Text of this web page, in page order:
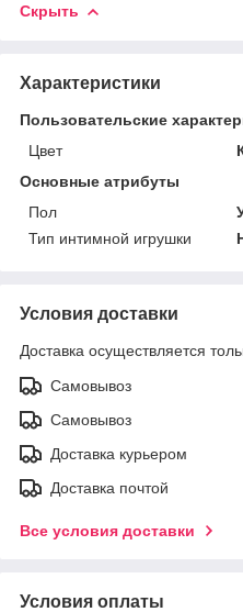
Скрыть
Характеристики
Пользовательские
Цвет
Основные атрибуты
Пол
Тип интимной игрушки
Условия доставки
Доставка осуществляется
Самовывоз
Самовывоз
Доставка курьером
Доставка почтой
Все условия доставки
Условия оплаты